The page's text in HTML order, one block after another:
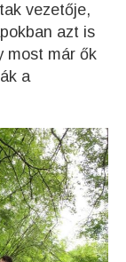
vezetője,
azt is
most már ők
a